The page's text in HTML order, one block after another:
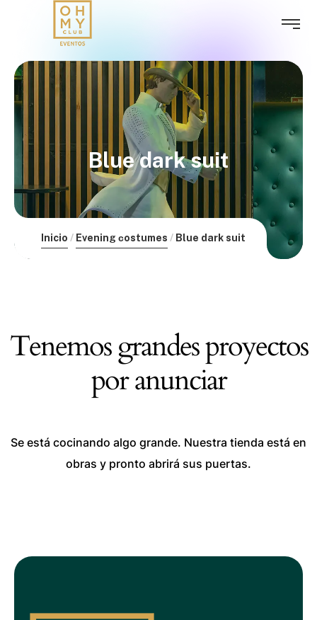
Blue dark suit
Inicio Evening сostumes Blue dark suit
Tenemos grandes proyectos
por anunciar
Se está cocinando algo grande. Nuestra tienda está en
obras y pronto abrirá sus puertas.